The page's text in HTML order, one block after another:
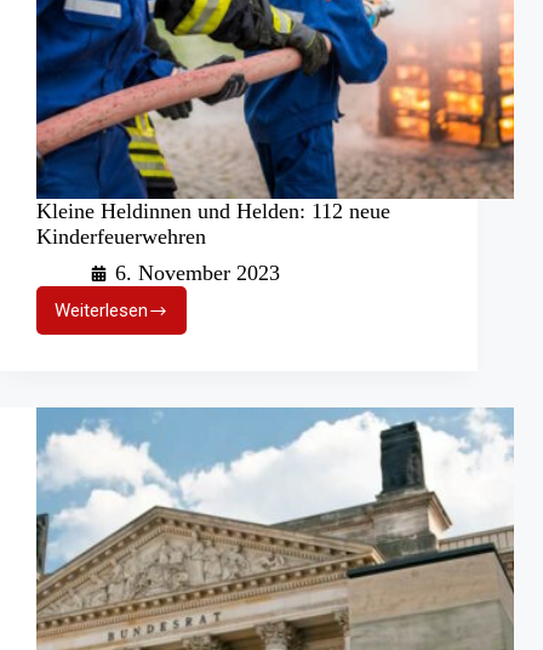
Kleine Heldinnen und Helden: 112 neue
Kinderfeuerwehren
6. November 2023
Weiterlesen
Kleine
Heldinnen
112
neue
Kinderfeuerwehren